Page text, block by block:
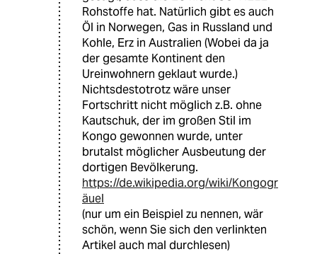
Rohstoffe hat. Natürlich gibt es auch
Öl in Norwegen, Gas in Russland und
Kohle, Erz in Australien (Wobei da ja
der gesamte Kontinent den
Ureinwohnern geklaut wurde.)
Nichtsdestotrotz wäre unser
Fortschritt nicht möglich z.B. ohne
Kautschuk, der im großen Stil im
Kongo gewonnen wurde, unter
brutalst möglicher Ausbeutung der
dortigen Bevölkerung.
https://de.wikipedia.org/wiki/Kongogr
äuel
(nur um ein Beispiel zu nennen, wär
schön, wenn Sie sich den verlinkten
Artikel auch mal durchlesen)